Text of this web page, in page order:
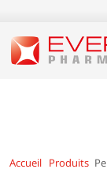
Accueil Produits